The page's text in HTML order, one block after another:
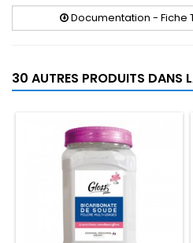
Documentation - Fiche
30 AUTRES PRODUITS DANS